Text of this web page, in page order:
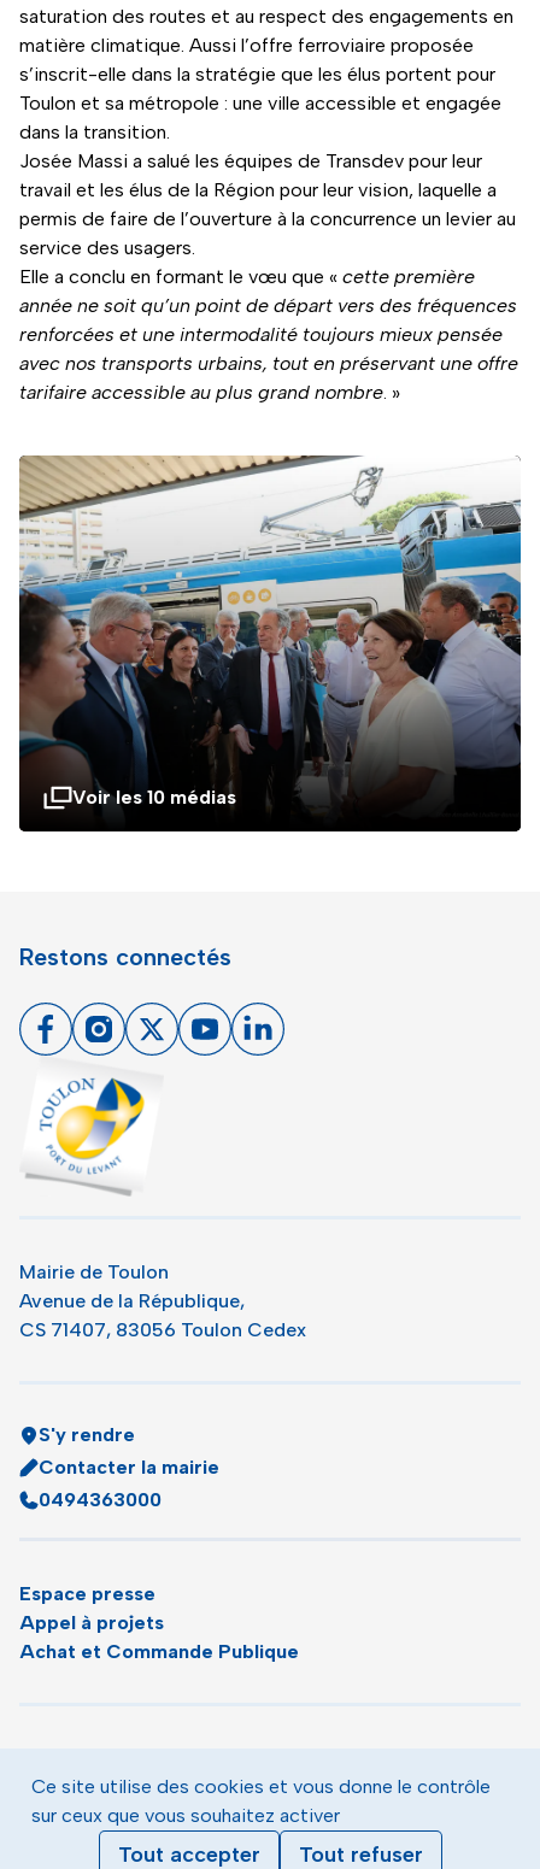
saturation des routes et au respect des engagements en
matière climatique. Aussi l’offre ferroviaire proposée
s’inscrit-elle dans la stratégie que les élus portent pour
Toulon et sa métropole : une ville accessible et engagée
dans la transition.
Josée Massi a salué les équipes de Transdev pour leur
travail et les élus de la Région pour leur vision, laquelle a
permis de faire de l’ouverture à la concurrence un levier au
service des usagers.
Elle a conclu en formant le vœu que « cette première
année ne soit qu’un point de départ vers des fréquences
renforcées et une intermodalité toujours mieux pensée
avec nos transports urbains, tout en préservant une offre
tarifaire accessible au plus grand nombre . »
Voir les 10 médias
Restons connectés
FacebookInstagram
X YoutubeLinkedin
Mairie de Toulon
Avenue de la République,
CS 71407, 83056 Toulon Cedex
S'y rendre
Contacter la mairie
0494363000
Espace presse
Appel à projets
Achat et Commande Publique
Agenda
Le magazine municipal de Toulon
Mentions légales
Données personnelles
Ce site utilise des cookies et vous donne le contrôle
sur ceux que vous souhaitez activer
Tout accepter Tout refuser